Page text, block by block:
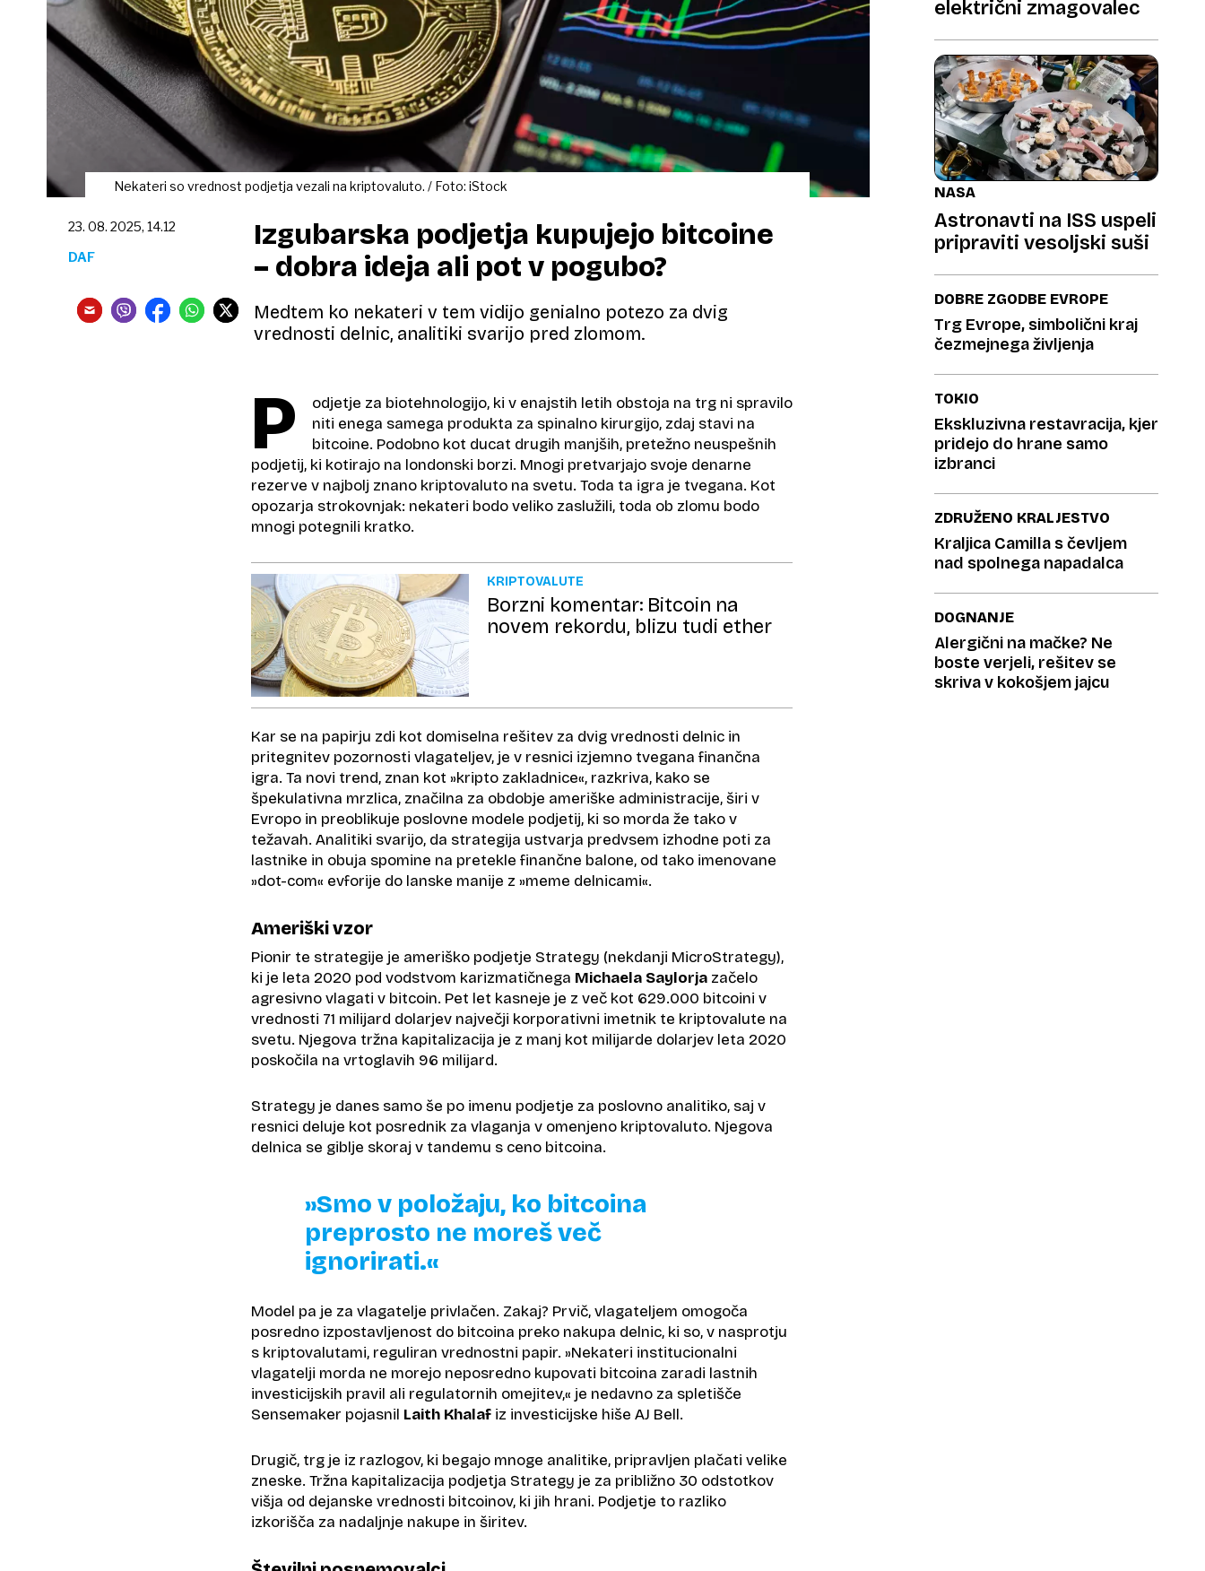
Nekateri so vrednost podjetja vezali na kriptovaluto. / Foto: iStock
Izgubarska podjetja kupujejo bitcoine
– dobra ideja ali pot v pogubo?
Medtem ko nekateri v tem vidijo genialno potezo za dvig
vrednosti delnic, analitiki svarijo pred zlomom.
23. 08. 2025, 14.12
DAF
P
odjetje za biotehnologijo, ki v enajstih letih obstoja na trg ni spravilo
niti enega samega produkta za spinalno kirurgijo, zdaj stavi na
bitcoine. Podobno kot ducat drugih manjših, pretežno neuspešnih
podjetij, ki kotirajo na londonski borzi. Mnogi pretvarjajo svoje denarne
rezerve v najbolj znano kriptovaluto na svetu. Toda ta igra je tvegana. Kot
opozarja strokovnjak: nekateri bodo veliko zaslužili, toda ob zlomu bodo
mnogi potegnili kratko.
KRIPTOVALUTE
Borzni komentar: Bitcoin na
novem rekordu, blizu tudi ether
Kar se na papirju zdi kot domiselna rešitev za dvig vrednosti delnic in
pritegnitev pozornosti vlagateljev, je v resnici izjemno tvegana finančna
igra. Ta novi trend, znan kot »kripto zakladnice«, razkriva, kako se
špekulativna mrzlica, značilna za obdobje ameriške administracije, širi v
Evropo in preoblikuje poslovne modele podjetij, ki so morda že tako v
težavah. Analitiki svarijo, da strategija ustvarja predvsem izhodne poti za
lastnike in obuja spomine na pretekle finančne balone, od tako imenovane
»dot-com« evforije do lanske manije z »meme delnicami«.
Ameriški vzor
Pionir te strategije je ameriško podjetje Strategy (nekdanji MicroStrategy),
ki je leta 2020 pod vodstvom karizmatičnega Michaela Saylorja začelo
agresivno vlagati v bitcoin. Pet let kasneje je z več kot 629.000 bitcoini v
vrednosti 71 milijard dolarjev največji korporativni imetnik te kriptovalute na
svetu. Njegova tržna kapitalizacija je z manj kot milijarde dolarjev leta 2020
poskočila na vrtoglavih 96 milijard.
Strategy je danes samo še po imenu podjetje za poslovno analitiko, saj v
resnici deluje kot posrednik za vlaganja v omenjeno kriptovaluto. Njegova
delnica se giblje skoraj v tandemu s ceno bitcoina.
»Smo v položaju, ko bitcoina
preprosto ne moreš več
ignorirati.«
Model pa je za vlagatelje privlačen. Zakaj? Prvič, vlagateljem omogoča
posredno izpostavljenost do bitcoina preko nakupa delnic, ki so, v nasprotju
s kriptovalutami, reguliran vrednostni papir. »Nekateri institucionalni
vlagatelji morda ne morejo neposredno kupovati bitcoina zaradi lastnih
investicijskih pravil ali regulatornih omejitev,« je nedavno za spletišče
Sensemaker pojasnil Laith Khalaf iz investicijske hiše AJ Bell.
Drugič, trg je iz razlogov, ki begajo mnoge analitike, pripravljen plačati velike
zneske. Tržna kapitalizacija podjetja Strategy je za približno 30 odstotkov
višja od dejanske vrednosti bitcoinov, ki jih hrani. Podjetje to razliko
izkorišča za nadaljnje nakupe in širitev.
električni zmagovalec
NASA
Astronavti na ISS uspeli
pripraviti vesoljski suši
DOBRE ZGODBE EVROPE
Trg Evrope, simbolični kraj
čezmejnega življenja
TOKIO
Ekskluzivna restavracija, kjer
pridejo do hrane samo
izbranci
ZDRUŽENO KRALJESTVO
Kraljica Camilla s čevljem
nad spolnega napadalca
DOGNANJE
Alergični na mačke? Ne
boste verjeli, rešitev se
skriva v kokošjem jajcu